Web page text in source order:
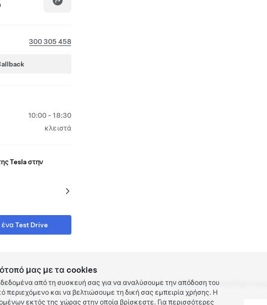
300 305 458
10:00 - 18:30
κλειστά
Tesla στην
Test Drive
Προστασία απορρήτου και Νομικές υποχρεώσειςΕπικοινωνίαΕργασία στην Tesla
μας με τα cookies
από τη συσκευή σας για να αναλύσουμε την απόδοση του
περιεχόμενο και να βελτιώσουμε τη δική σας εμπειρία χρήσης. Η
εκτός της χώρας στην οποία βρίσκεστε. Για περισσότερες